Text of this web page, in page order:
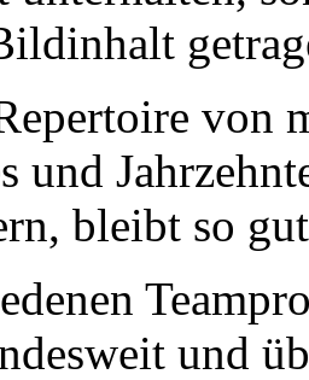
von
und
bleibt so
und